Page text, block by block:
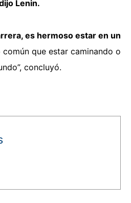
Lenin.
es hermoso estar en un
que estar caminando o
concluyó.